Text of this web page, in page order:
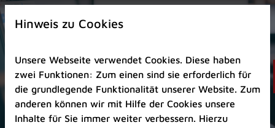
Zur
Startseite
Zum
Seitenanfang
springen
(Schnelltaste
A)
Hinweis zu Cookies
Unsere Webseite verwendet Cookies. Diese haben
zwei Funktionen: Zum einen sind sie erforderlich für
die grundlegende Funktionalität unserer Website. Zum
anderen können wir mit Hilfe der Cookies unsere
Inhalte für Sie immer weiter verbessern. Hierzu